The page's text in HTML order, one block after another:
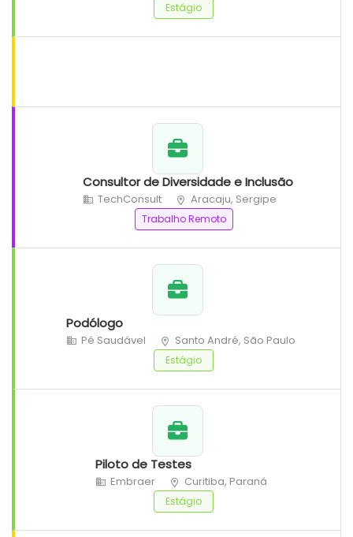
Estágio
Consultor de Diversidade e Inclusão
TechConsult Aracaju, Sergipe
Trabalho Remoto
Podólogo
Pé Saudável Santo André, São Paulo
Estágio
Piloto de Testes
Embraer Curitiba, Paraná
Estágio